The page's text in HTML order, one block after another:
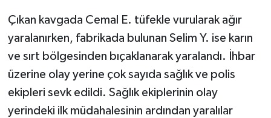
Çıkan kavgada Cemal E. tüfekle vurularak ağır
yaralanırken, fabrikada bulunan Selim Y. ise karın
ve sırt bölgesinden bıçaklanarak yaralandı. İhbar
üzerine olay yerine çok sayıda sağlık ve polis
ekipleri sevk edildi. Sağlık ekiplerinin olay
yerindeki ilk müdahalesinin ardından yaralılar